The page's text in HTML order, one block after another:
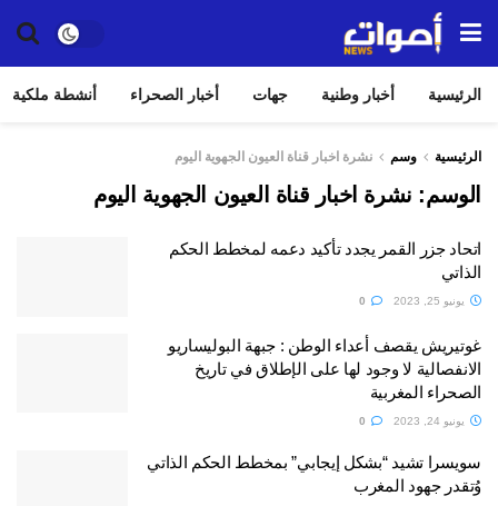
الرئيسية أخبار وطنية جهات أخبار الصحراء أنشطة ملكية
الرئيسية وسم نشرة اخبار قناة العيون الجهوية اليوم
الوسم: نشرة اخبار قناة العيون الجهوية اليوم
اتحاد جزر القمر يجدد تأكيد دعمه لمخطط الحكم
الذاتي
يونيو 25, 2023
غوتيريش يقصف أعداء الوطن : جبهة البوليساريو
الانفصالية لا وجود لها على الإطلاق في تاريخ
الصحراء المغربية
يونيو 24, 2023
سويسرا تشيد “بشكل إيجابي” بمخطط الحكم الذاتي
وُتقدر جهود المغرب